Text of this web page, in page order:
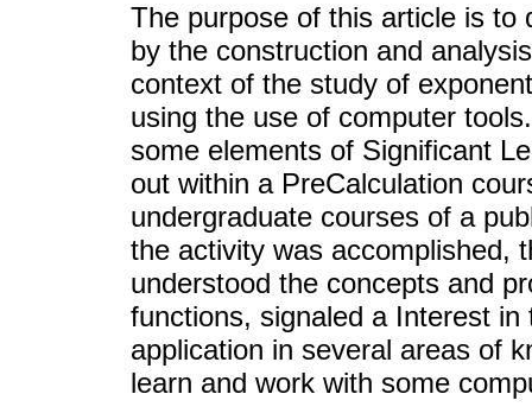
The purpose of this article is to
by the construction and
context of the study of
using the use of computer
some elements of Significant
out within a PreCalculation
undergraduate courses of a
the activity was accomplished,
understood the concepts and
functions, signaled a Interest
application in several areas of
learn and work with some